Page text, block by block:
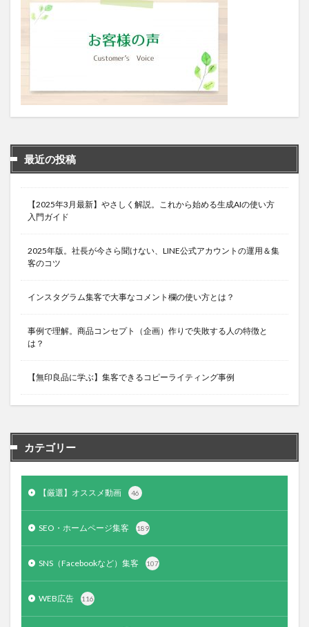
最近の投稿
【2025年3月最新】やさしく解説。これから始める生成AIの使い方
入門ガイド
2025年版。社長が今さら聞けない、LINE公式アカウントの運用＆集
客のコツ
インスタグラム集客で大事なコメント欄の使い方とは？
事例で理解。商品コンセプト（企画）作りで失敗する人の特徴と
は？
【無印良品に学ぶ】集客できるコピーライティング事例
カテゴリー
【厳選】オススメ動画 46
SEO・ホームページ集客 189
SNS（Facebookなど）集客 107
WEB広告 116